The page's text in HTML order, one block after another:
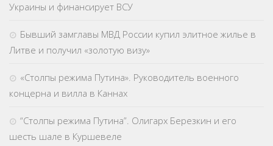
Украины и финансирует ВСУ
Бывший замглавы МВД России купил элитное жилье в
Литве и получил «золотую визу»
«Столпы режима Путина». Руководитель военного
концерна и вилла в Каннах
“Столпы режима Путина”. Олигарх Березкин и его
шесть шале в Куршевеле